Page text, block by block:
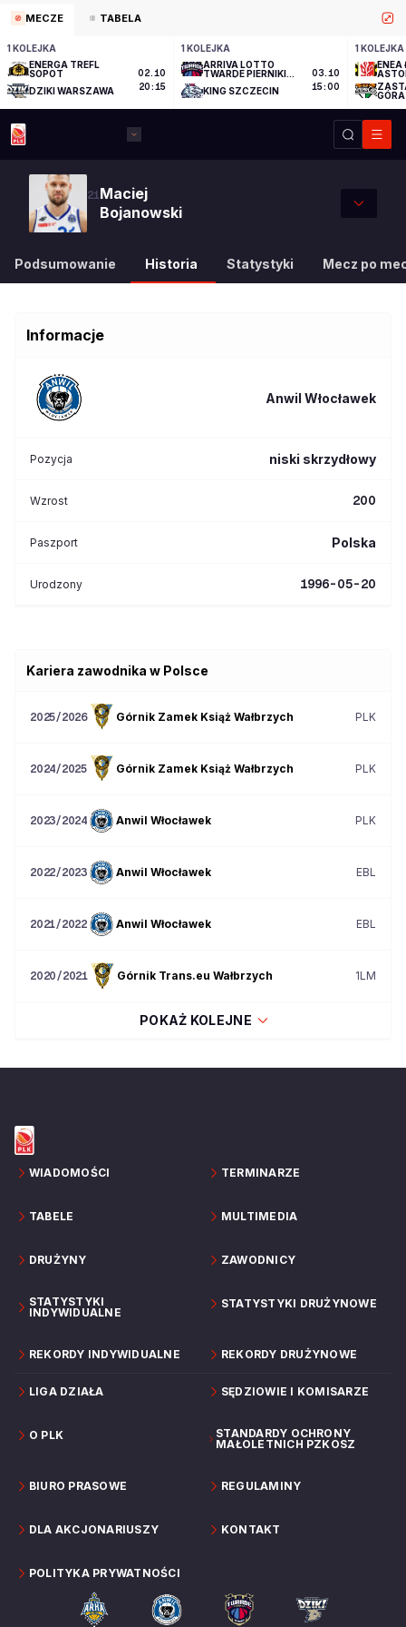
MECZE TABELA
1 KOLEJKA
ENERGA TREFL
SOPOT
DZIKI WARSZAWA
02.10
20:15
1 KOLEJKA
ARRIVA LOTTO
TWARDE PIERNIKI
KING SZCZECIN
03.10
15:00
1 KOLEJKA
ENEA
GÓRA
21Maciej
Bojanowski
Podsumowanie Historia Statystyki Mecz po
Informacje
Anwil Włocławek
Pozycja niski skrzydłowy
Wzrost 200
Paszport Polska
Urodzony 1996-05-20
Kariera zawodnika w Polsce
2025/2026 Górnik Zamek Książ Wałbrzych PLK
2024/2025 Górnik Zamek Książ Wałbrzych PLK
2023/2024 Anwil Włocławek PLK
2022/2023 Anwil Włocławek EBL
2021/2022 Anwil Włocławek EBL
2020/2021 Górnik Trans.eu Wałbrzych 1LM
POKAŻ KOLEJNE
WIADOMOŚCI TERMINARZE
TABELE MULTIMEDIA
DRUŻYNY ZAWODNICY
STATYSTYKI
INDYWIDUALNE
STATYSTYKI DRUŻYNOWE
REKORDY INDYWIDUALNE REKORDY DRUŻYNOWE
LIGA DZIAŁA SĘDZIOWIE I KOMISARZE
O PLK
STANDARDY OCHRONY
MAŁOLETNICH PZKOSZ
BIURO PRASOWE REGULAMINY
DLA AKCJONARIUSZY KONTAKT
POLITYKA PRYWATNOŚCI